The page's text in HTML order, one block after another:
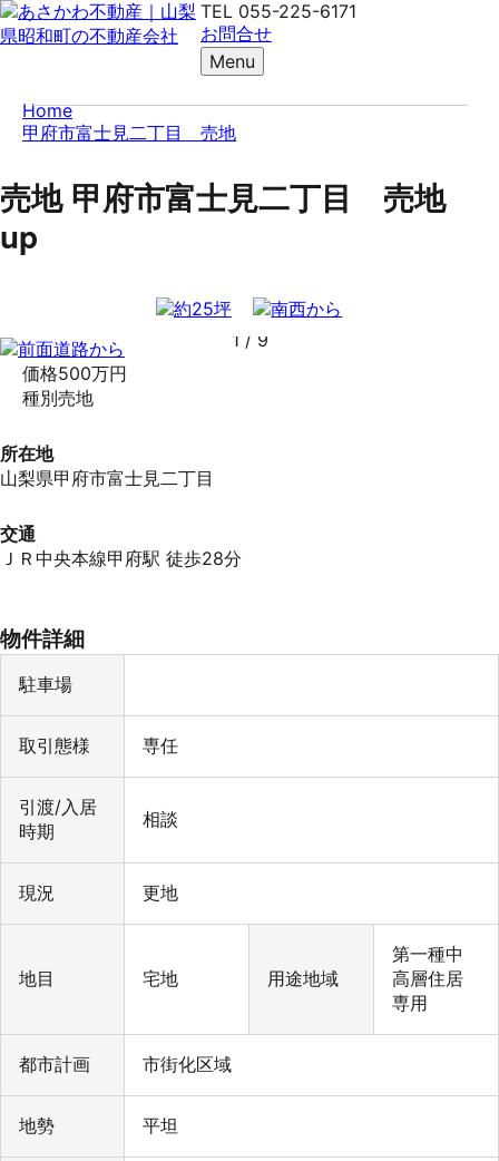
TEL 055-225-6171
お問合せ
Menu
Home
甲府市富士見二丁目 売地
売地甲府市富士見二丁目 売地
up
1 / 9
価格500万円
種別売地
所在地
山梨県甲府市富士見二丁目
交通
ＪＲ中央本線甲府駅 徒歩28分
物件詳細
駐車場
取引態様 専任
引渡/入居
時期
相談
現況 更地
地目 宅地 用途地域
第一種中
高層住居
専用
都市計画 市街化区域
地勢 平坦